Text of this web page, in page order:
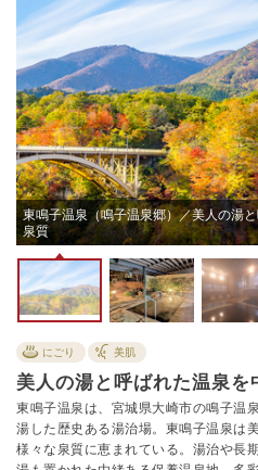
東鳴子温泉（鳴子温泉郷）／美人の湯
泉質
にごり 美肌
美人の湯と呼ばれた温泉
東鳴子温泉は、宮城県大崎市の鳴子温
湯した歴史ある湯治場。東鳴子温泉は
様々な泉質に恵まれている。湯治や長